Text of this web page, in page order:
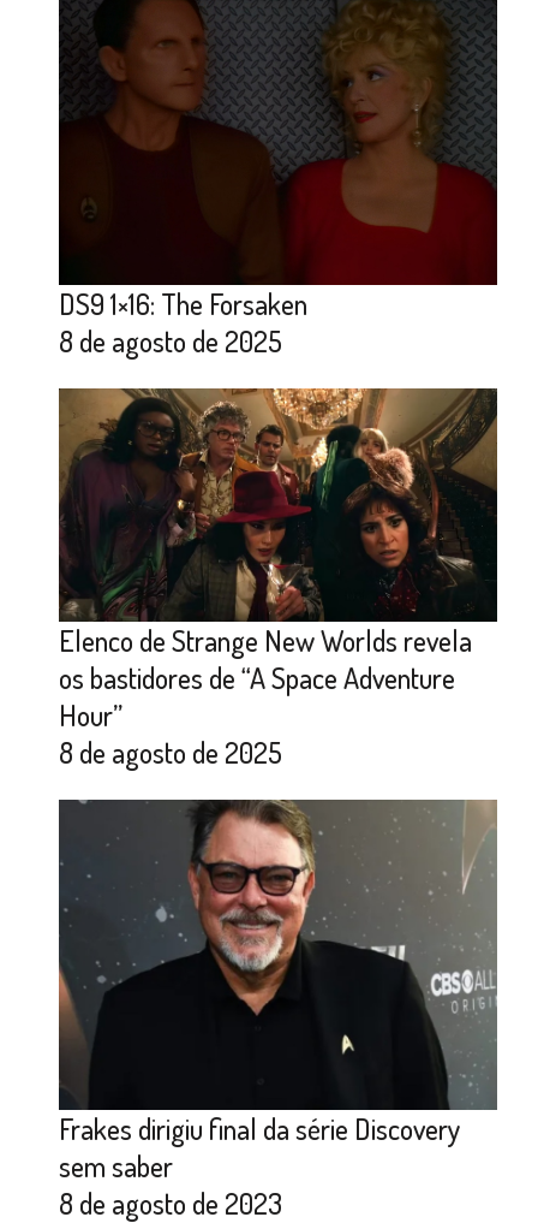
DS9 1×16: The Forsaken
8 de agosto de 2025
Elenco de Strange New Worlds revela
os bastidores de “A Space Adventure
Hour”
8 de agosto de 2025
Frakes dirigiu final da série Discovery
sem saber
8 de agosto de 2023